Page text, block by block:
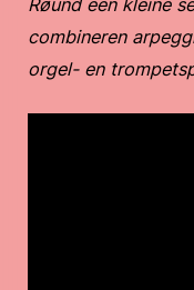
Røund een kleine
combineren
orgel- en